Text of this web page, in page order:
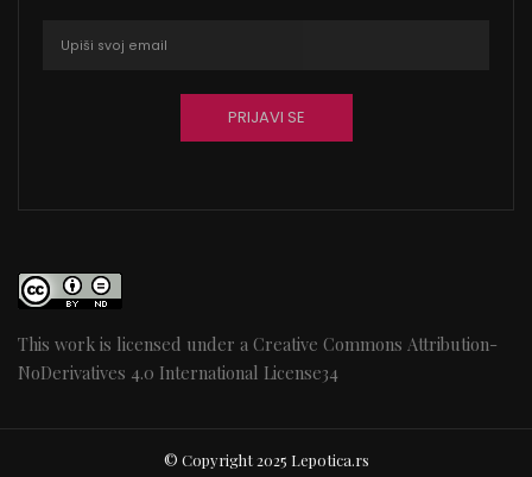
This work is licensed under a Creative Commons Attribution-
NoDerivatives 4.0 International License34
© Copyright 2025 Lepotica.rs